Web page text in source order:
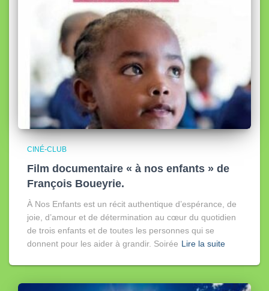
CINÉ-CLUB
Film documentaire « à nos enfants » de
François Boueyrie.
À Nos Enfants est un récit authentique d’espérance, de
joie, d’amour et de détermination au cœur du quotidien
de trois enfants et de toutes les personnes qui se
donnent pour les aider à grandir. Soirée Lire la suite